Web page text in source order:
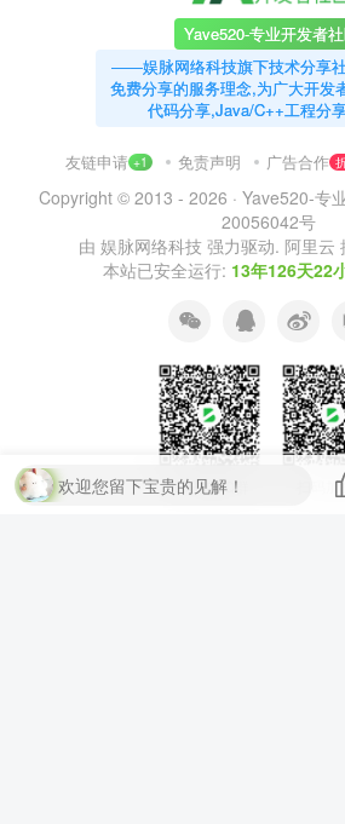
Yave520-专业开发者
——娱脉网络科技旗下技术分享
免费分享的服务理念,为广大开发
代码分享,Java/C++工程分享
友链申请 +1 免责声明 广告合作
Copyright © 2013 - 2026 · Yave520-专
20056042号
由 娱脉网络科技 强力驱动. 阿里云
本站已安全运行: 13年126天22
扫码加QQ群 扫码加
欢迎您留下宝贵的见解！